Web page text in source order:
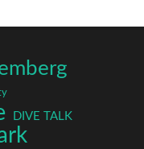
DIVE TALK